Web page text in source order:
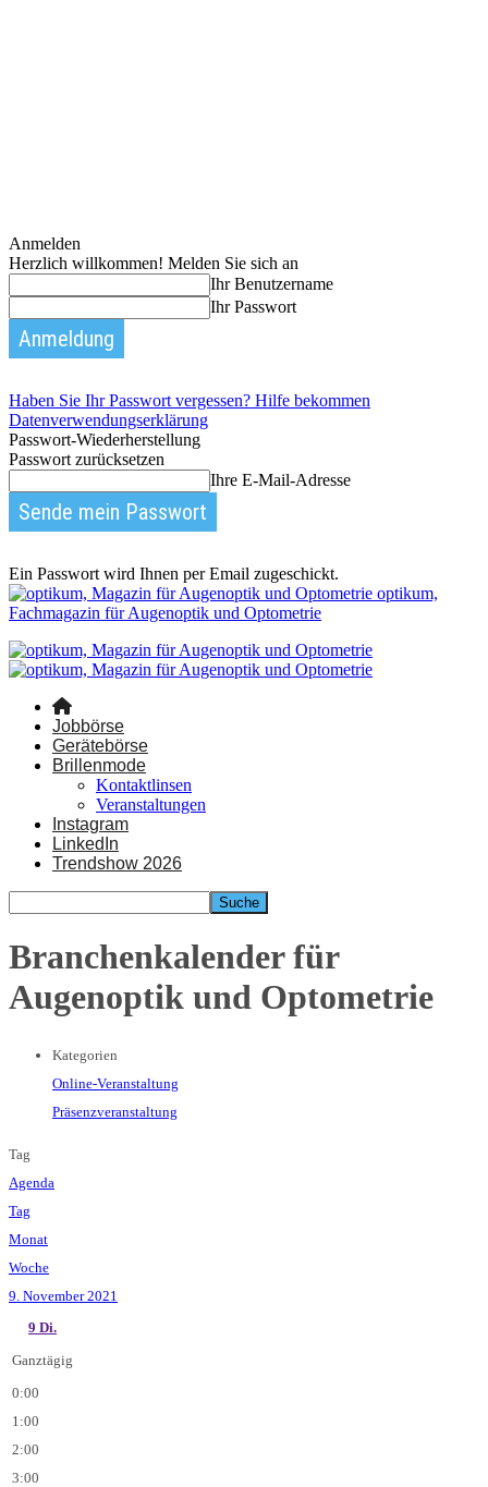
Anmelden
Herzlich willkommen! Melden Sie sich an
Ihr Benutzername
Ihr Passwort
Haben Sie Ihr Passwort vergessen? Hilfe bekommen
Datenverwendungserklärung
Passwort-Wiederherstellung
Passwort zurücksetzen
Ihre E-Mail-Adresse
Ein Passwort wird Ihnen per Email zugeschickt.
optikum,
Fachmagazin für Augenoptik und Optometrie
Jobbörse
Gerätebörse
Brillenmode
Kontaktlinsen
Veranstaltungen
Instagram
LinkedIn
Trendshow 2026
Branchenkalender für
Augenoptik und Optometrie
Kategorien
Online-Veranstaltung
Präsenzveranstaltung
Tag
Agenda
Tag
Monat
Woche
9. November 2021
9 Di.
Ganztägig
0:00
1:00
2:00
3:00